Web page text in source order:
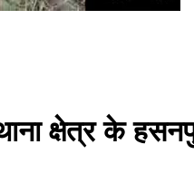
क्षेत्र के